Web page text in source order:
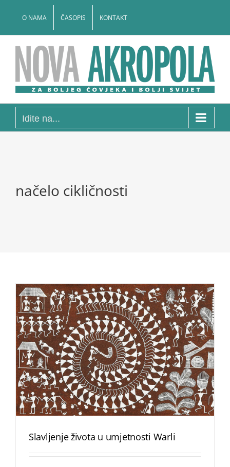
O NAMA ČASOPIS KONTAKT
Idite na...
načelo cikličnosti
Slavljenje života u umjetnosti Warli